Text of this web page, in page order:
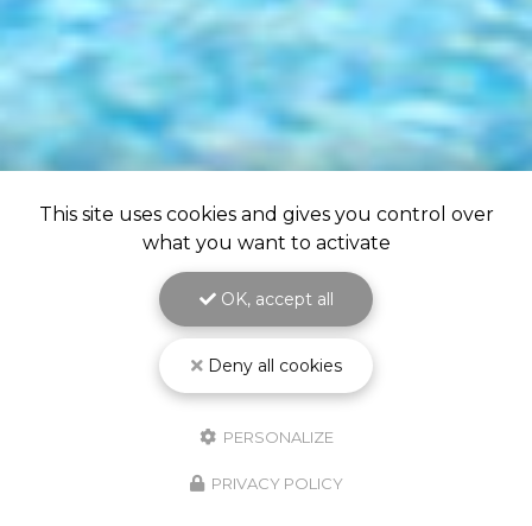
This site uses cookies and gives you control over
what you want to activate
OK, accept all
Deny all cookies
PERSONALIZE
PRIVACY POLICY